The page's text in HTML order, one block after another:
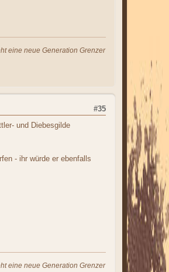
eine neue Generation Grenzer
#35
und Diebesgilde
- ihr würde er ebenfalls
eine neue Generation Grenzer